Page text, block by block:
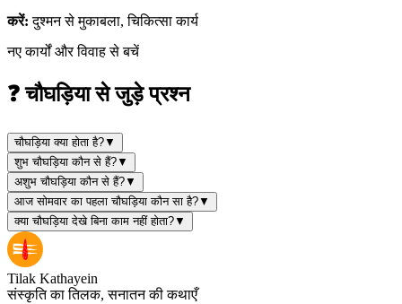
करें:दुश्मन से मुकाबला, चिकित्सा कार्य
नए कार्यों और विवाह से बचें
❓ चौघड़िया से जुड़े प्रश्न
चौघड़िया क्या होता है?▼
शुभ चौघड़िया कौन से हैं?▼
अशुभ चौघड़िया कौन से हैं?▼
आज सोमवार का पहला चौघड़िया कौन सा है?▼
क्या चौघड़िया देखे बिना काम नहीं होता?▼
Tilak Kathayein
संस्कृति का तिलक, सनातन की कथाएँ